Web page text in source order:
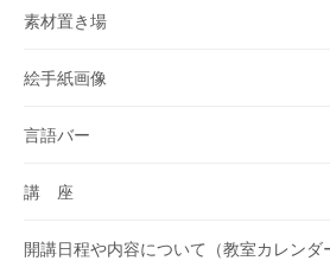
素材置き場
絵手紙画像
言語バー
講 座
開講日程や内容について（教室カレンダ